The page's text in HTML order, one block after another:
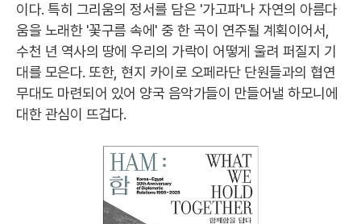
이다. 특히 그리움의 정서를 담은 '가고파'나 자연의 아름다
움을 노래한 '꽃구름 속에' 중 한 곡이 연주될 계획이어서,
수천 년 역사의 땅에 우리의 가락이 어떻게 울려 퍼질지 기
대를 모은다. 또한, 현지 카이로 오페라단 단원들과의 협연
무대도 마련되어 있어 양국 음악가들이 만들어낼 하모니에
대한 관심이 뜨겁다.